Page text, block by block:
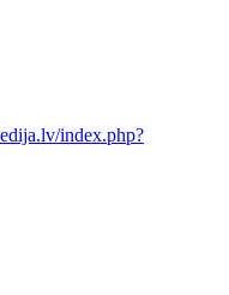
index.php?